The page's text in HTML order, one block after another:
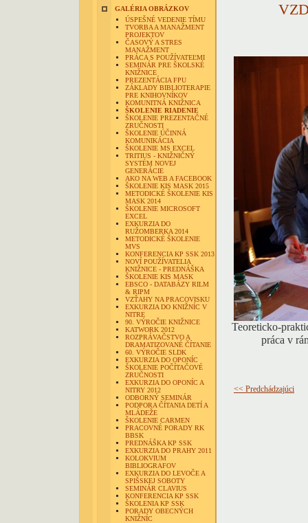
GALÉRIA OBRÁZKOV
ÚSPEŠNÉ VEDENIE TÍMU
TVORBA A MANAŽMENT
PROJEKTOV
ČASOVÝ A STRES
MANAŽMENT
PRÁCA S POUŽÍVATEĽMI
SEMINÁR PRE ŠKOLSKÉ
KNIŽNICE
PREZENTÁCIA FPU
ZÁKLADY BIBLIOTERAPIE
PRE KNIHOVNÍKOV
KOMUNITNÁ KNIŽNICA
ŠKOLENIE RIADENIE
ŠKOLENIE PREZENTAČNÉ
ZRUČNOSTI
ŠKOLENIE ÚČINNÁ
KOMUNIKÁCIA
ŠKOLENIE MS EXCEL
TRITIUS - KNIŽNIČNÝ
SYSTÉM NOVEJ
GENERÁCIE
AKO NA WEB A FACEBOOK
ŠKOLENIE KIS MASK 2015
METODICKÉ ŠKOLENIE KIS
MASK 2014
ŠKOLENIE MICROSOFT
EXCEL
EXKURZIA DO
RUŽOMBERKA 2014
METODICKÉ ŠKOLENIE
MVS
KONFERENCIA KP SSK 2013
NOVÍ POUŽÍVATELIA
KNIŽNICE - PREDNÁŠKA
ŠKOLENIE KIS MASK
EBSCO - DATABÁZY RILM
& RIPM
VZŤAHY NA PRACOVISKU
EXKURZIA DO KNIŽNÍC V
NITRE
90. VÝROČIE KNIŽNICE
KATWORK 2012
ROZPRÁVAČSTVO A
DRAMATIZOVANÉ ČÍTANIE
60. VÝROČIE SLDK
EXKURZIA DO OPONÍC
ŠKOLENIE POČÍTAČOVÉ
ZRUČNOSTI
EXKURZIA DO OPONÍC A
NITRY 2012
ODBORNÝ SEMINÁR
PODPORA ČÍTANIA DETÍ A
MLÁDEŽE
ŠKOLENIE CARMEN
PRACOVNÉ PORADY RK
BBSK
PREDNÁŠKA KP SSK
EXKURZIA DO PRAHY 2011
KOLOKVIUM
BIBLIOGRAFOV
EXKURZIA DO LEVOČE A
SPIŠSKEJ SOBOTY
SEMINÁR CLAVIUS
KONFERENCIA KP SSK
ŠKOLENIA KP SSK
PORADY OBECNÝCH
KNIŽNÍC
Teoreticko-
práca v
<< Predchádzajúci